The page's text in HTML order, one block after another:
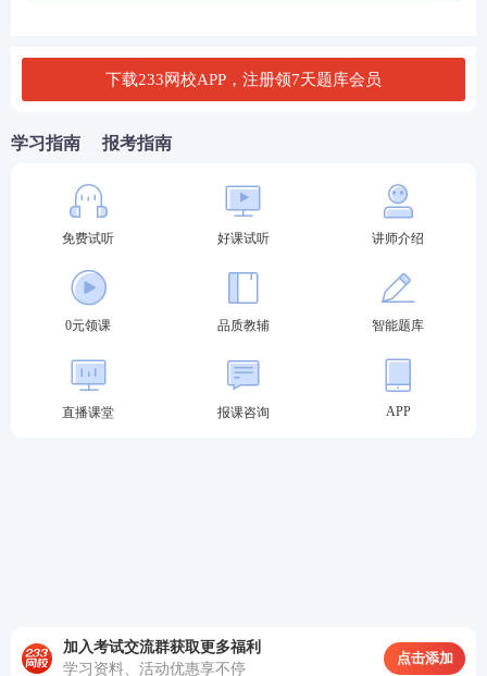
下载233网校APP，注册领7天题库会员
学习指南 报考指南
免费试听 好课试听 讲师介绍
0元领课 品质教辅 智能题库
直播课堂 报课咨询 APP
加入考试交流群获取更多福利
学习资料、活动优惠享不停
点击添加